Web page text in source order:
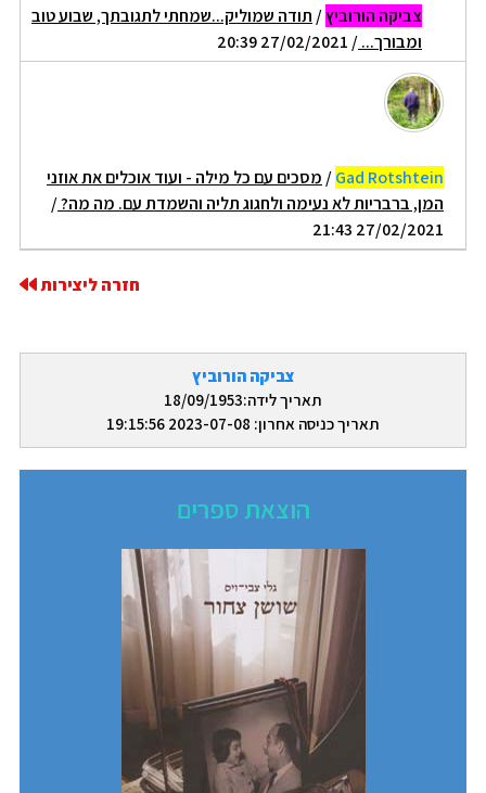
צביקה הורוביץ
תאריך לידה:18/09/1953
תאריך כניסה אחרון: 2023-07-08 19:15:56
הוצאת ספרים
צביקה הורוביץ/ תודה שמוליק...שמחתי לתגובתך, שבוע טוב
ומבורך.../ 27/02/2021 20:39
Gad Rotshtein
/ מסכים עם כל מילה - ועוד אוכלים את אוזני
המן, ברבריות לא נעימה ולחגוג תליה והשמדת עם. מה מה?/
27/02/2021 21:43
חזרה ליצירות